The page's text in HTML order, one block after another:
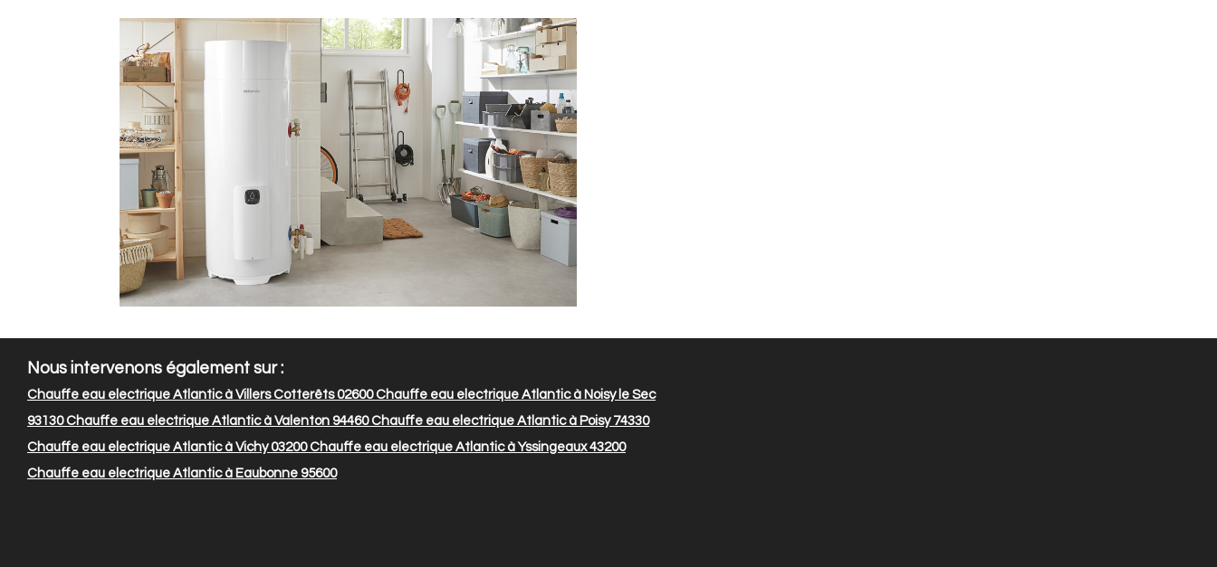
Nous intervenons également sur :
Chauffe eau electrique Atlantic à Villers Cotterêts 02600Chauffe eau electrique Atlantic à Noisy le Sec
93130Chauffe eau electrique Atlantic à Valenton 94460Chauffe eau electrique Atlantic à Poisy 74330
Chauffe eau electrique Atlantic à Vichy 03200Chauffe eau electrique Atlantic à Yssingeaux 43200
Chauffe eau electrique Atlantic à Eaubonne 95600